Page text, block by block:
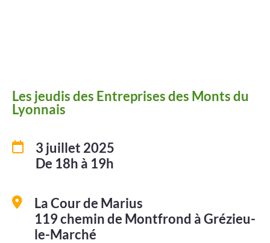
Les jeudis des Entreprises des Monts du
Lyonnais
3 juillet 2025
De 18h à 19h
La Cour de Marius
119 chemin de Montfrond à Grézieu-
le-Marché
Actualités
Vidéos